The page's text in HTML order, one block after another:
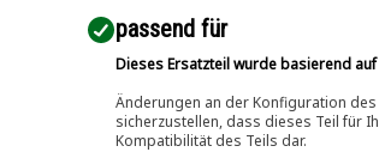
passend für​
Dieses Ersatzteil wurde basierend
Änderungen an der Konfiguration
sicherzustellen, dass dieses Teil für
Kompatibilität des Teils dar.